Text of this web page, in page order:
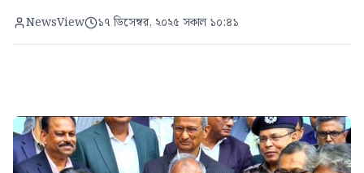
NewsView ১৭ ডিসেম্বর, ২০২৫ সকাল ১০:৪১